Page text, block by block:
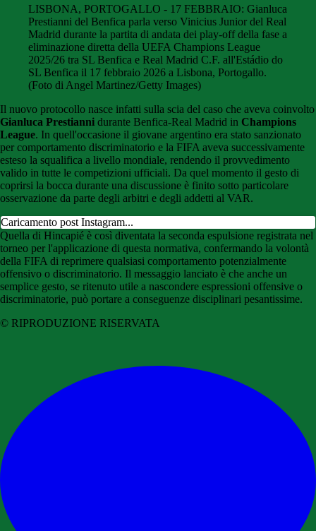
LISBONA, PORTOGALLO - 17 FEBBRAIO: Gianluca
Prestianni del Benfica parla verso Vinicius Junior del Real
Madrid durante la partita di andata dei play-off della fase a
eliminazione diretta della UEFA Champions League
2025/26 tra SL Benfica e Real Madrid C.F. all'Estádio do
SL Benfica il 17 febbraio 2026 a Lisbona, Portogallo.
(Foto di Angel Martinez/Getty Images)
Il nuovo protocollo nasce infatti sulla scia del caso che aveva coinvolto
Gianluca Prestianni durante Benfica-Real Madrid in Champions
League. In quell'occasione il giovane argentino era stato sanzionato
per comportamento discriminatorio e la FIFA aveva successivamente
esteso la squalifica a livello mondiale, rendendo il provvedimento
valido in tutte le competizioni ufficiali. Da quel momento il gesto di
coprirsi la bocca durante una discussione è finito sotto particolare
osservazione da parte degli arbitri e degli addetti al VAR.
Caricamento post Instagram...
Quella di Hincapié è così diventata la seconda espulsione registrata nel
torneo per l'applicazione di questa normativa, confermando la volontà
della FIFA di reprimere qualsiasi comportamento potenzialmente
offensivo o discriminatorio. Il messaggio lanciato è che anche un
semplice gesto, se ritenuto utile a nascondere espressioni offensive o
discriminatorie, può portare a conseguenze disciplinari pesantissime.
© RIPRODUZIONE RISERVATA